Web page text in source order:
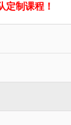
定制课程！